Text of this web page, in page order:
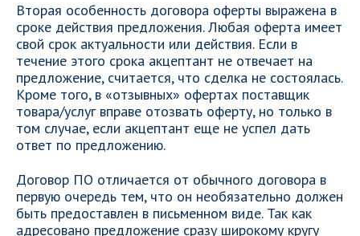
Вторая особенность договора оферты выражена в
сроке действия предложения. Любая оферта имеет
свой срок актуальности или действия. Если в
течение этого срока акцептант не отвечает на
предложение, считается, что сделка не состоялась.
Кроме того, в «отзывных» офертах поставщик
товара/услуг вправе отозвать оферту, но только в
том случае, если акцептант еще не успел дать
ответ по предложению.
Договор ПО отличается от обычного договора в
первую очередь тем, что он необязательно должен
быть предоставлен в письменном виде. Так как
адресовано предложение сразу широкому кругу